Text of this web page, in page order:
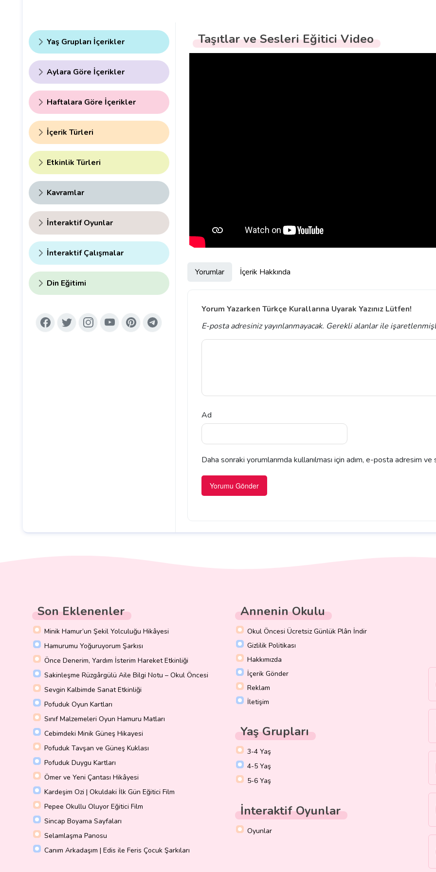
Yaş Grupları İçerikler
Aylara Göre İçerikler
Haftalara Göre İçerikler
İçerik Türleri
Etkinlik Türleri
Kavramlar
İnteraktif Oyunlar
İnteraktif Çalışmalar
Din Eğitimi
Taşıtlar ve Sesleri Eğitici Video
Yorumlar İçerik Hakkında
Yorum Yazarken Türkçe Kurallarına Uyarak Yazınız Lütfen!
E-posta adresiniz yayınlanmayacak. Gerekli alanlarile
Ad
Daha sonraki yorumlarımda kullanılması için adım, e-posta adresim
Son Eklenenler
Minik Hamur’un Şekil Yolculuğu Hikâyesi
Hamurumu Yoğuruyorum Şarkısı
Önce Denerim, Yardım İsterim Hareket Etkinliği
Sakinleşme Rüzgârgülü Aile Bilgi Notu – Okul Öncesi
Sevgin Kalbimde Sanat Etkinliği
Pofuduk Oyun Kartları
Sınıf Malzemeleri Oyun Hamuru Matları
Cebimdeki Minik Güneş Hikayesi
Pofuduk Tavşan ve Güneş Kuklası
Pofuduk Duygu Kartları
Ömer ve Yeni Çantası Hikâyesi
Kardeşim Ozi | Okuldaki İlk Gün Eğitici Film
Pepee Okullu Oluyor Eğitici Film
Sincap Boyama Sayfaları
Selamlaşma Panosu
Canım Arkadaşım | Edis ile Feris Çocuk Şarkıları
Annenin Okulu
Okul Öncesi Ücretsiz Günlük Plân İndir
Gizlilik Politikası
Hakkımızda
İçerik Gönder
Reklam
İletişim
Yaş Grupları
3-4 Yaş
4-5 Yaş
5-6 Yaş
İnteraktif Oyunlar
Oyunlar